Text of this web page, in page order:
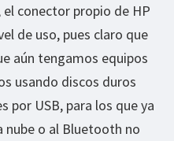
el conector propio de HP
de uso, pues claro que
aún tengamos equipos
usando discos duros
por USB, para los que ya
nube o al Bluetooth no